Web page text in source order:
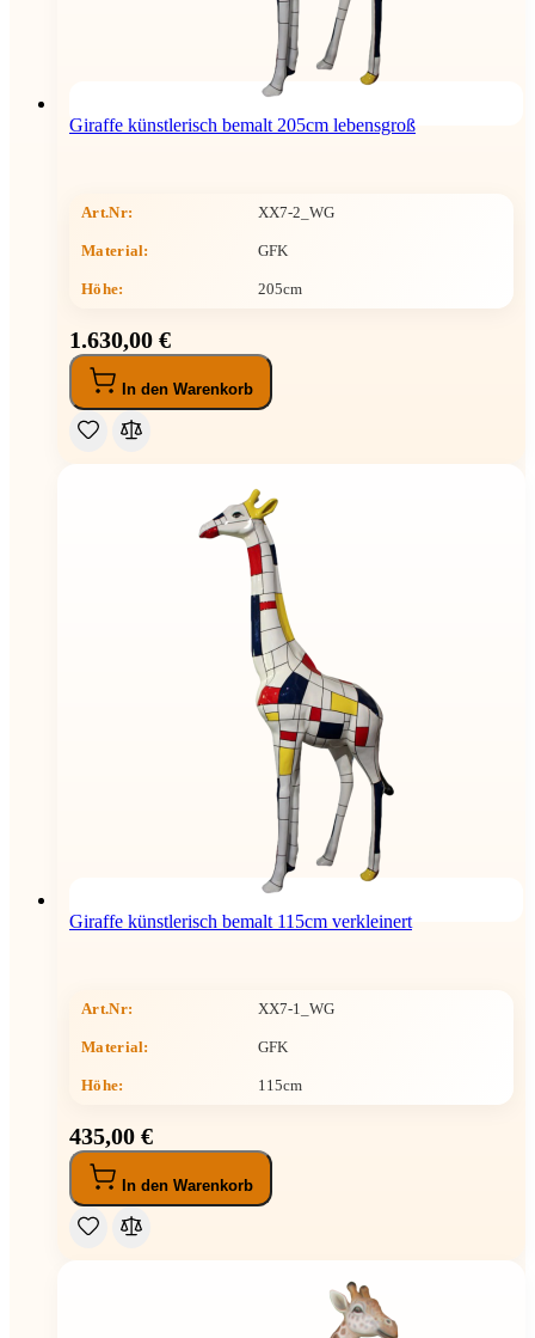
Giraffe künstlerisch bemalt 205cm lebensgroß
Art.Nr: XX7-2_WG
Material: GFK
Höhe: 205cm
1.630,00 €
In den Warenkorb
Giraffe künstlerisch bemalt 115cm verkleinert
Art.Nr: XX7-1_WG
Material: GFK
Höhe: 115cm
435,00 €
In den Warenkorb